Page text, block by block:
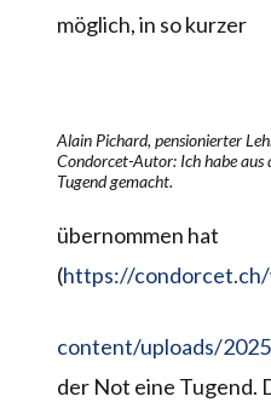
möglich, in so kurzer
Alain Pichard, pensionierter
Condorcet-Autor: Ich habe aus
Tugend gemacht.
übernommen hat
(https://
content/uploads/
der Not eine Tugend.